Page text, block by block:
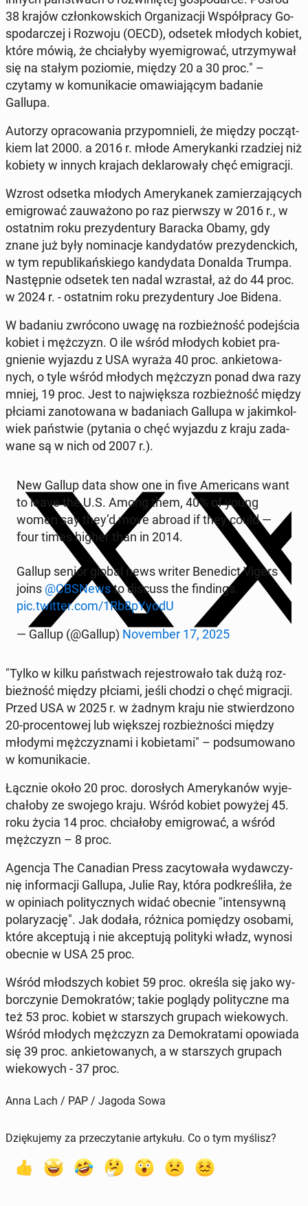
38 krajów człon­kow­skich Or­ga­ni­za­cji Współ­pra­cy Go­
spo­dar­czej i Rozwoju (OECD), odsetek młodych kobiet,
które mówią, że chcia­ły­by wy­emi­gro­wać, utrzy­my­wał
się na stałym po­zio­mie, między 20 a 30 proc." –
czytamy w ko­mu­ni­ka­cie oma­wia­ją­cym badanie
Gallupa.
Autorzy opra­co­wa­nia przy­po­mnie­li, że między po­cząt­
kiem lat 2000. a 2016 r. młode Ame­ry­kan­ki rza­dziej niż
kobiety w innych krajach de­kla­ro­wa­ły chęć emi­gra­cji.
Wzrost odsetka młodych Ame­ry­ka­nek za­mie­rza­ją­cych
emi­gro­wać za­uwa­żo­no po raz pierw­szy w 2016 r., w
ostat­nim roku pre­zy­den­tu­ry Baracka Obamy, gdy
znane już były no­mi­na­cje kan­dy­da­tów pre­zy­denc­kich,
w tym re­pu­bli­kań­skie­go kan­dy­da­ta Donalda Trumpa.
Na­stęp­nie odsetek ten nadal wzra­stał, aż do 44 proc.
w 2024 r. - ostat­nim roku pre­zy­den­tu­ry Joe Bidena.
W badaniu zwró­co­no uwagę na roz­bież­ność po­dej­ścia
kobiet i męż­czyzn. O ile wśród młodych kobiet pra­
gnie­nie wyjazdu z USA wyraża 40 proc. an­kie­to­wa­
nych, o tyle wśród młodych męż­czyzn ponad dwa razy
mniej, 19 proc. Jest to naj­więk­sza roz­bież­ność między
płciami za­no­to­wa­na w ba­da­niach Gallupa w ja­kim­kol­
wiek pań­stwie (pytania o chęć wyjazdu z kraju za­da­
wa­ne są w nich od 2007 r.).
New Gallup data show one in five Ame­ri­cans want
to leave the U.S. Among them, 40% of young
women say they’d move abroad if they could —
four times higher than in 2014.
Gallup senior global news writer Be­ne­dict Vigers
joins @CBSNewsto discuss the fin­dings.
pic.twitter.com/1Rb8pYyodU
— Gallup (@Gallup) No­vem­ber 17, 2025
"Tylko w kilku pań­stwach re­je­stro­wa­ło tak dużą roz­
bież­ność między płciami, jeśli chodzi o chęć mi­gra­cji.
Przed USA w 2025 r. w żadnym kraju nie stwier­dzo­no
20-pro­cen­to­wej lub więk­szej roz­bież­no­ści między
młodymi męż­czy­zna­mi i ko­bie­ta­mi" – pod­su­mo­wa­no
w ko­mu­ni­ka­cie.
Łącznie około 20 proc. do­ro­słych Ame­ry­ka­nów wy­je­
cha­ło­by ze swojego kraju. Wśród kobiet powyżej 45.
roku życia 14 proc. chcia­ło­by emi­gro­wać, a wśród
męż­czyzn – 8 proc.
Agencja The Ca­na­dian Press za­cy­to­wa­ła wy­daw­czy­
nię in­for­ma­cji Gallupa, Julie Ray, która pod­kre­śli­ła, że
w opi­niach po­li­tycz­nych widać obecnie "in­ten­syw­ną
po­la­ry­za­cję". Jak dodała, różnica po­mię­dzy osobami,
które ak­cep­tu­ją i nie ak­cep­tu­ją po­li­ty­ki władz, wynosi
obecnie w USA 25 proc.
Wśród młod­szych kobiet 59 proc. określa się jako wy­
bor­czy­nie De­mo­kra­tów; takie poglądy po­li­tycz­ne ma
też 53 proc. kobiet w star­szych grupach wie­ko­wych.
Wśród młodych męż­czyzn za De­mo­kra­ta­mi opo­wia­da
się 39 proc. an­kie­to­wa­nych, a w star­szych grupach
wie­ko­wych - 37 proc.
Anna Lach / PAP / Jagoda Sowa
Dziękujemy za przeczytanie artykułu. Co o tym myślisz?